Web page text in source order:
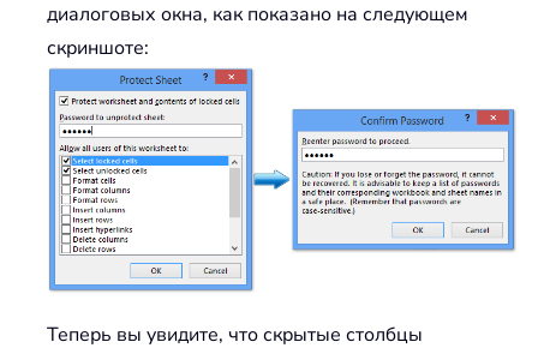
диалоговых окна, как показано на следующем
скриншоте:
Теперь вы увидите, что скрытые столбцы